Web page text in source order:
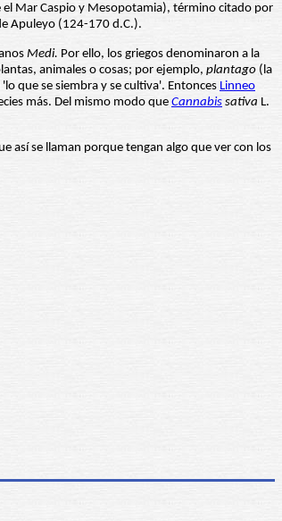
Mar Caspio y Mesopotamia), término citado por
Apuleyo (124-170 d.C.).
Medi. Por ello, los griegos denominaron a la
animales o cosas; por ejemplo, plantago (la
que se siembra y se cultiva'. Entonces Linneo
más. Del mismo modo que Cannabis sativa L.
así se llaman porque tengan algo que ver con los